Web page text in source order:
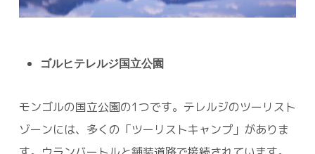
ゴルヒテレルジ国立公園
モンゴルの国立公園の1つです。テレルジのツーリスト
ゾーンには、多くの「ツーリストキャンプ」がありま